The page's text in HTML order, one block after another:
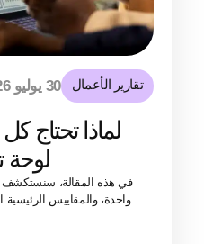
تقارير الأعمال 30 يوليو 2026
لماذا تحتاج
لوحة
في هذه المقالة، سنستكشف
واحدة، والمقاييس الرئيسية